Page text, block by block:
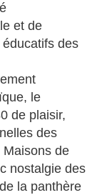
et de
des
le
de plaisir,
des
de
nostalgie des
la panthère